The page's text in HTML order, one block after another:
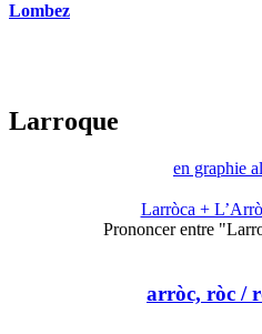
Lombez
Larroque
en graphie
Larròca +
Prononcer entre
arròc, ròc /